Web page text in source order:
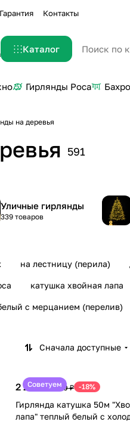
Гарантия Контакты
Каталог
Гирлянды Роса
на деревья
591
Уличные гирлянды
339 товаров
на лестницу (перила)
катушка хвойная лапа
с мерцанием (перелив)
Сначала доступные
Советуем
2 290 ₽2 800 ₽ -18%
Гирлянда катушка 50м
лапа" теплый белый c